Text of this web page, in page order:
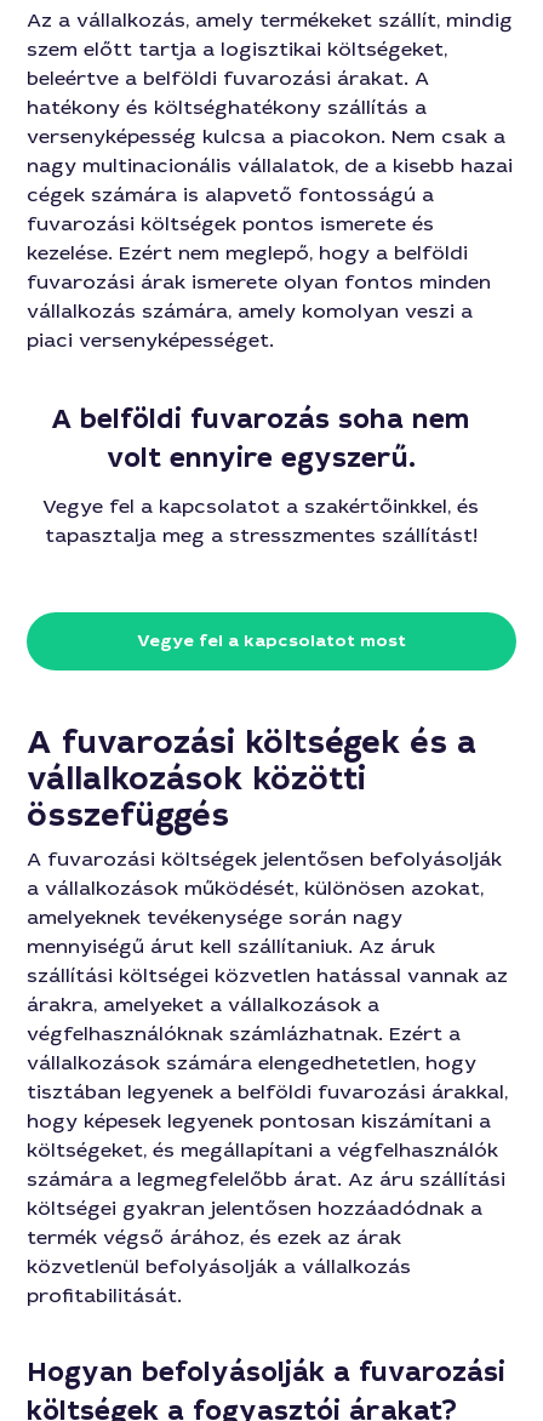
Az a vállalkozás, amely termékeket szállít, mindig
szem előtt tartja a logisztikai költségeket,
beleértve a belföldi fuvarozási árakat. A
hatékony és költséghatékony szállítás a
versenyképesség kulcsa a piacokon. Nem csak a
nagy multinacionális vállalatok, de a kisebb hazai
cégek számára is alapvető fontosságú a
fuvarozási költségek pontos ismerete és
kezelése. Ezért nem meglepő, hogy a belföldi
fuvarozási árak ismerete olyan fontos minden
vállalkozás számára, amely komolyan veszi a
piaci versenyképességet.
A belföldi fuvarozás soha nem
volt ennyire egyszerű.
Vegye fel a kapcsolatot a szakértőinkkel, és
tapasztalja meg a stresszmentes szállítást!
Vegye fel a kapcsolatot most
A fuvarozási költségek és a
vállalkozások közötti
összefüggés
A fuvarozási költségek jelentősen befolyásolják
a vállalkozások működését, különösen azokat,
amelyeknek tevékenysége során nagy
mennyiségű árut kell szállítaniuk. Az áruk
szállítási költségei közvetlen hatással vannak az
árakra, amelyeket a vállalkozások a
végfelhasználóknak számlázhatnak. Ezért a
vállalkozások számára elengedhetetlen, hogy
tisztában legyenek a belföldi fuvarozási árakkal,
hogy képesek legyenek pontosan kiszámítani a
költségeket, és megállapítani a végfelhasználók
számára a legmegfelelőbb árat. Az áru szállítási
költségei gyakran jelentősen hozzáadódnak a
termék végső árához, és ezek az árak
közvetlenül befolyásolják a vállalkozás
profitabilitását.
Hogyan befolyásolják a fuvarozási
költségek a fogyasztói árakat?